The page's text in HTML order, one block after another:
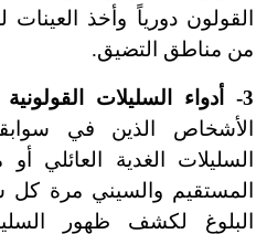
القولون دورياً وأخذ
من مناطق التضيق.
3- أدواء السليلات القولونية العائلية:
الأشخاص الذين في
السليلات الغدية العائلي أو
المستقيم والسيني مرة
البلوغ لكشف ظهور